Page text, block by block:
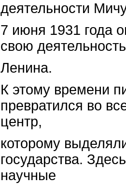
деятельности
7 июня 1931 года
свою
Ленина.
К этому времени
превратился во
центр,
которому
государства.
научные